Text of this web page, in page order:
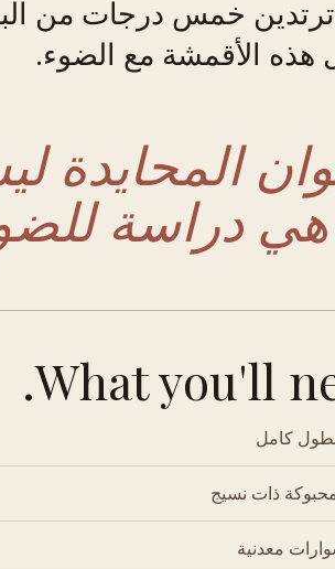
خمس درجات من
هذه الأقمشة مع الضوء.
دراسة
What you'll
كامل
ذات نسيج
معدنية